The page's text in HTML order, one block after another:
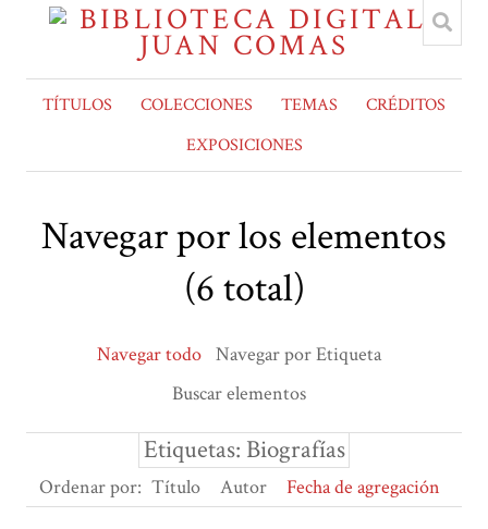
TÍTULOS COLECCIONES TEMAS
CRÉDITOS
EXPOSICIONES
Navegar por los elementos
(6 total)
Navegar todo Navegar por Etiqueta
Buscar elementos
Etiquetas: Biografías
Ordenar por: Título Autor Fecha de agregación